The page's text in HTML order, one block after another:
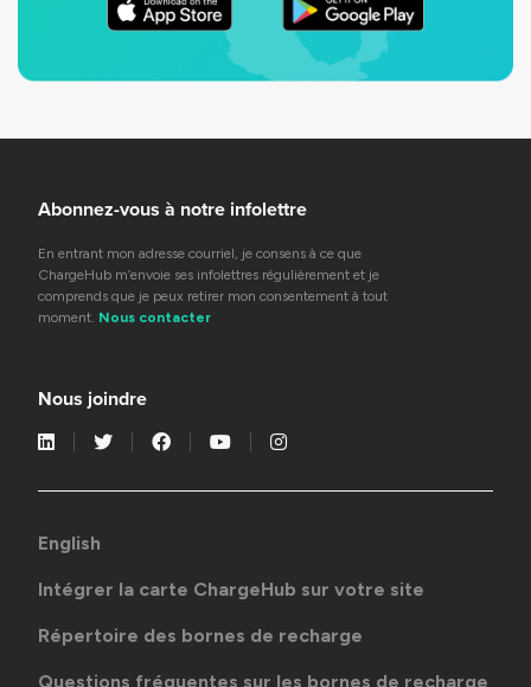
Abonnez-vous à notre infolettre
En entrant mon adresse courriel, je consens à ce que
ChargeHub m’envoie ses infolettres régulièrement et je
comprends que je peux retirer mon consentement à tout
moment. Nous contacter
Nous joindre
English
Intégrer la carte ChargeHub sur votre site
Répertoire des bornes de recharge
Questions fréquentes sur les bornes de recharge